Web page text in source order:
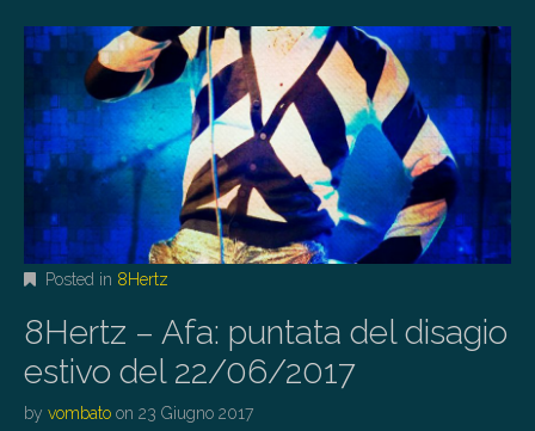
Posted in 8Hertz
8Hertz – Afa: puntata del disagio
estivo del 22/06/2017
by vombato on 23 Giugno 2017